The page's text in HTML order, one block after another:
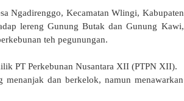
Ngadirenggo, Kecamatan Wlingi, Kabupaten
lereng Gunung Butak dan Gunung Kawi,
teh pegunungan.
PT Perkebunan Nusantara XII (PTPN XII).
menanjak dan berkelok, namun menawarkan